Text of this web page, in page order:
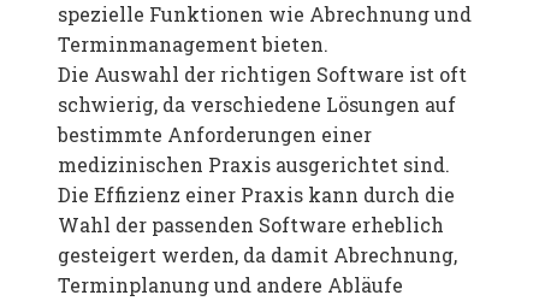
spezielle Funktionen wie Abrechnung und
Terminmanagement bieten.
Die Auswahl der richtigen Software ist oft
schwierig, da verschiedene Lösungen auf
bestimmte Anforderungen einer
medizinischen Praxis ausgerichtet sind.
Die Effizienz einer Praxis kann durch die
Wahl der passenden Software erheblich
gesteigert werden, da damit Abrechnung,
Terminplanung und andere Abläufe